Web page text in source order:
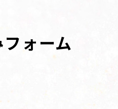
ォーム